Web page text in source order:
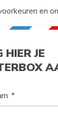
en
JE
*